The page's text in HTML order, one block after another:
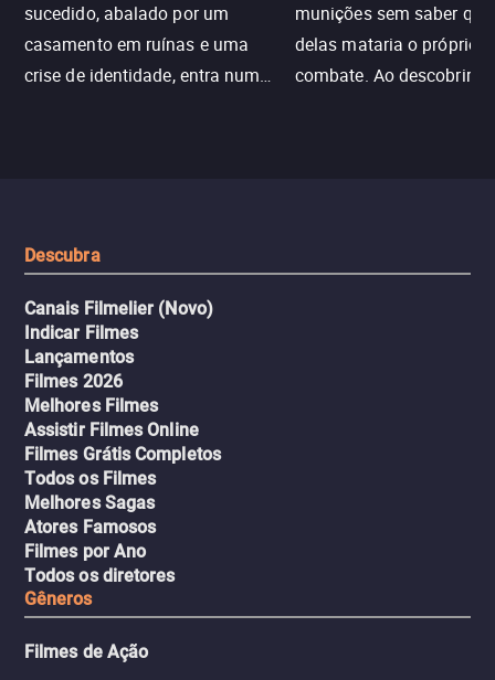
sucedido, abalado por um
casamento em ruínas e uma
crise de identidade, entra num
munições sem saber
delas mataria o próprio
combate. Ao descobrir a
Descubra
Canais Filmelier (Novo)
Indicar Filmes
Lançamentos
Filmes 2026
Melhores Filmes
Assistir Filmes Online
Filmes Grátis Completos
Todos os Filmes
Melhores Sagas
Atores Famosos
Filmes por Ano
Todos os diretores
Gêneros
Filmes de Ação